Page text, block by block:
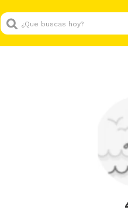
¿Que buscas hoy?